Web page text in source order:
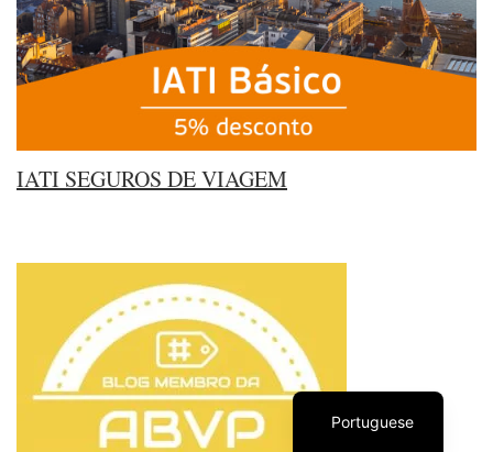
IATI SEGUROS DE VIAGEM
Portuguese